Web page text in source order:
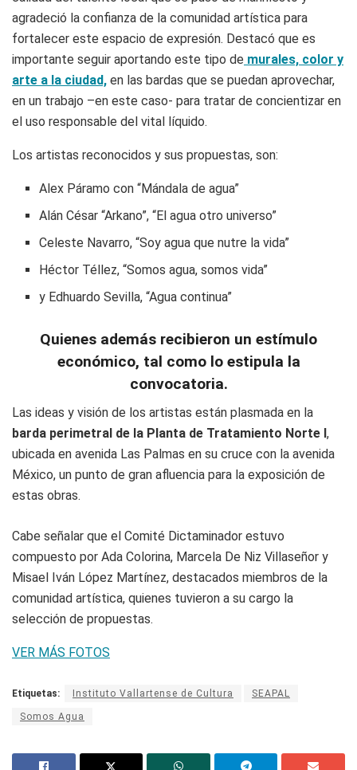
agradeció la confianza de la comunidad artística para
fortalecer este espacio de expresión. Destacó que es
importante seguir aportando este tipo de murales, color y
arte a la ciudad, en las bardas que se puedan aprovechar,
en un trabajo –en este caso- para tratar de concientizar en
el uso responsable del vital líquido.
Los artistas reconocidos y sus propuestas, son:
Alex Páramo con “Mándala de agua”
Alán César “Arkano”, “El agua otro universo”
Celeste Navarro, “Soy agua que nutre la vida”
Héctor Téllez, “Somos agua, somos vida”
y Edhuardo Sevilla, “Agua continua”
Quienes además recibieron un estímulo
económico, tal como lo estipula la
convocatoria.
Las ideas y visión de los artistas están plasmada en la
barda perimetral de la Planta de Tratamiento Norte I ,
ubicada en avenida Las Palmas en su cruce con la avenida
México, un punto de gran afluencia para la exposición de
estas obras.
Cabe señalar que el Comité Dictaminador estuvo
compuesto por Ada Colorina, Marcela De Niz Villaseñor y
Misael Iván López Martínez, destacados miembros de la
comunidad artística, quienes tuvieron a su cargo la
selección de propuestas.
VER MÁS FOTOS
Etiquetas: Instituto Vallartense de Cultura SEAPAL
Somos Agua